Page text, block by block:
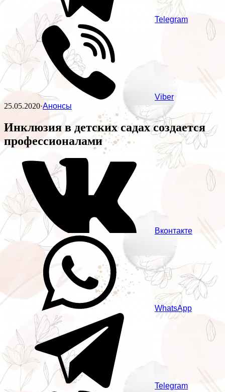
Telegram
Viber
25.05.2020·Анонсы
Инклюзия в детских садах создается
профессионалами
Вконтакте
WhatsApp
Telegram